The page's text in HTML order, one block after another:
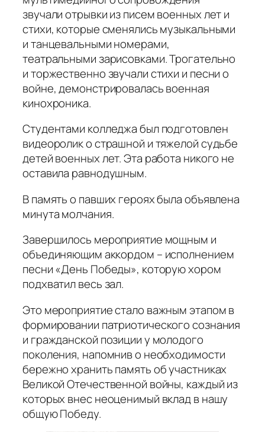
звучали отрывки из писем военных лет и
стихи, которые сменялись музыкальными
и танцевальными номерами,
театральными зарисовками. Трогательно
и торжественно звучали стихи и песни о
войне, демонстрировалась военная
кинохроника.
Студентами колледжа был подготовлен
видеоролик о страшной и тяжелой судьбе
детей военных лет. Эта работа никого не
оставила равнодушным.
В память о павших героях была объявлена
минута молчания.
Завершилось мероприятие мощным и
объединяющим аккордом – исполнением
песни «День Победы», которую хором
подхватил весь зал.
Это мероприятие стало важным этапом в
формировании патриотического сознания
и гражданской позиции у молодого
поколения, напомнив о необходимости
бережно хранить память об участниках
Великой Отечественной войны, каждый из
которых внес неоценимый вклад в нашу
общую Победу.